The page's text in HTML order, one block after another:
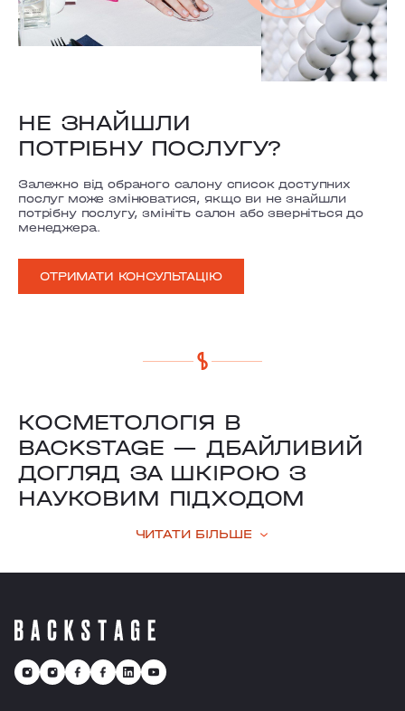
НЕ ЗНАЙШЛИ
ПОТРІБНУ ПОСЛУГУ?
Залежно від обраного салону список доступних
послуг може змінюватися, якщо ви не знайшли
потрібну послугу, змініть салон або зверніться до
менеджера.
ОТРИМАТИ КОНСУЛЬТАЦІЮ
КОСМЕТОЛОГІЯ В
BACKSTAGE — ДБАЙЛИВИЙ
ДОГЛЯД ЗА ШКІРОЮ З
НАУКОВИМ ПІДХОДОМ
догляду, що враховує індивідуальні
життя та цілі. Наші косметологи не
ЧИТАТИ БІЛЬШЕ